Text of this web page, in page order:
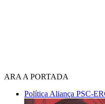
ARA A PORTADA
Política Aliança PSC-